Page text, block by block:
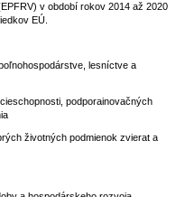
v období rokov 2014 až 2020
EÚ.
lesníctve a
podporainovačných
životných podmienok zvierat a